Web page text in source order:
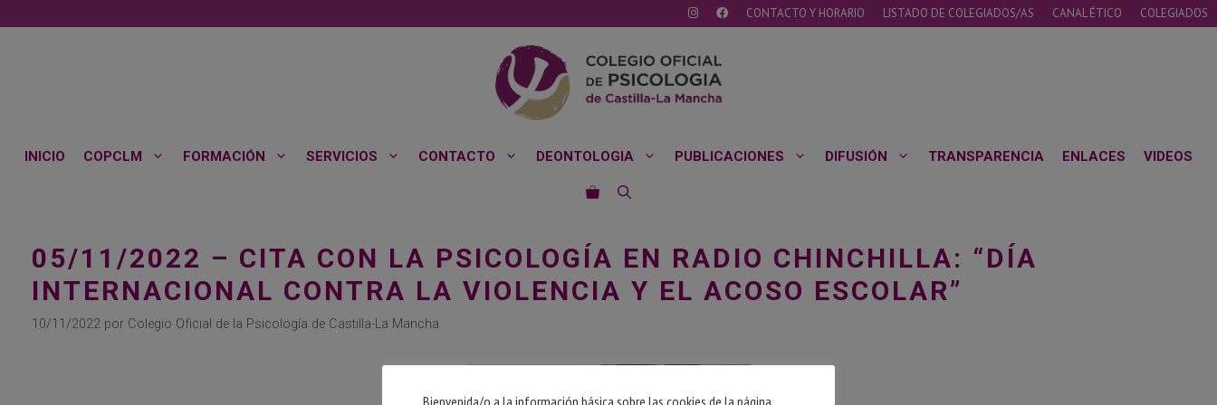
al
CONTACTO Y HORARIO LISTADO DE COLEGIADOS/AS CANAL ÉTICO COLEGIADOS
INICIO COPCLM FORMACIÓN SERVICIOS CONTACTO DEONTOLOGIA PUBLICACIONES DIFUSIÓN TRANSPARENCIA ENLACES VIDEOS
05/11/2022 – CITA CON LA PSICOLOGÍA EN RADIO CHINCHILLA: “DÍA
INTERNACIONAL CONTRA LA VIOLENCIA Y EL ACOSO ESCOLAR”
10/11/2022 por Colegio Oficial de la Psicología de Castilla-La Mancha
Bienvenida/o a la información básica sobre las cookies de la página